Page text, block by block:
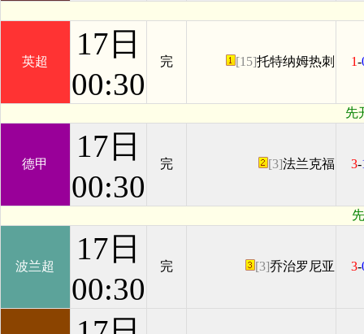
英超
17日
00:30
完 [15]托特纳姆热刺 1-
先
德甲
17日
00:30
完 [3]法兰克福 3-
波兰超
17日
00:30
完 [3]乔治罗尼亚 3-